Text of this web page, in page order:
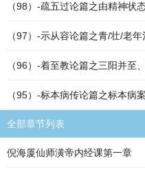
（98）-疏五过论篇之由精神状
（97）-示从容论篇之青/壮/老
（96）-着至教论篇之三阳并至
（95）-标本病传论篇之标本病
全部章节列表
倪海厦仙师潢帝内经课第一章